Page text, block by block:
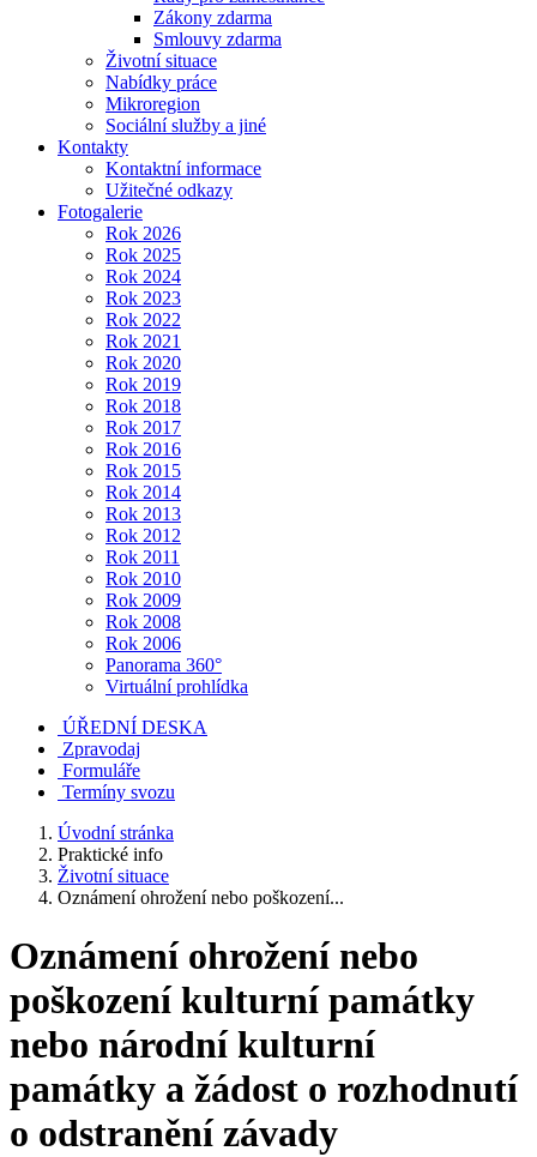
Zákony zdarma
Smlouvy zdarma
Životní situace
Nabídky práce
Mikroregion
Sociální služby a jiné
Kontakty
Kontaktní informace
Užitečné odkazy
Fotogalerie
Rok 2026
Rok 2025
Rok 2024
Rok 2023
Rok 2022
Rok 2021
Rok 2020
Rok 2019
Rok 2018
Rok 2017
Rok 2016
Rok 2015
Rok 2014
Rok 2013
Rok 2012
Rok 2011
Rok 2010
Rok 2009
Rok 2008
Rok 2006
Panorama 360°
Virtuální prohlídka
ÚŘEDNÍ DESKA
Zpravodaj
Formuláře
Termíny svozu
Úvodní stránka
Praktické info
Životní situace
Oznámení ohrožení nebo poškození...
Oznámení ohrožení nebo
poškození kulturní památky
nebo národní kulturní
památky a žádost o rozhodnutí
o odstranění závady